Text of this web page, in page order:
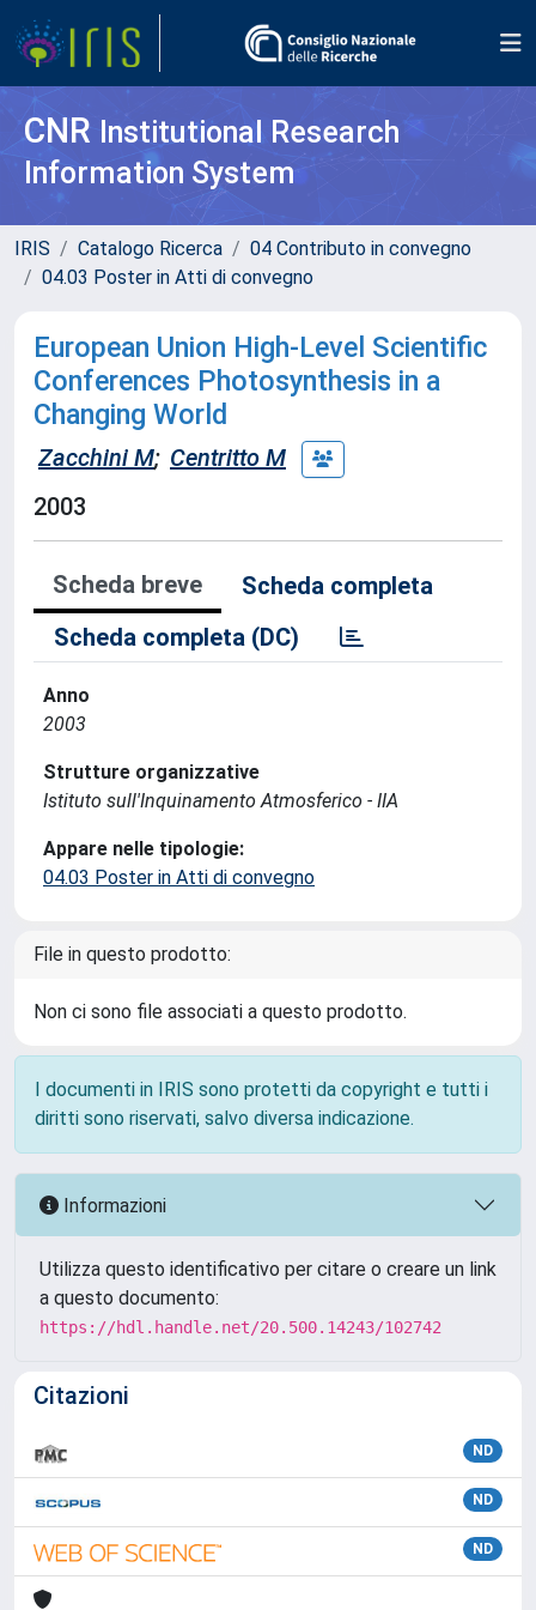
CNR Institutional Research
Information System
IRIS Catalogo Ricerca
04 Contributo in convegno
04.03 Poster in Atti di convegno
European Union High-Level Scientific
Conferences Photosynthesis in a
Changing World
Zacchini M; Centritto M
2003
Scheda breve
Scheda completa
Scheda completa (DC)
Anno
2003
Strutture organizzative
Istituto sull'Inquinamento Atmosferico - IIA
Appare nelle tipologie:
04.03 Poster in Atti di convegno
File in questo prodotto:
Non ci sono file associati a questo prodotto.
I documenti in IRIS sono protetti da copyright e tutti i
diritti sono riservati, salvo diversa indicazione.
Informazioni
Utilizza questo identificativo per citare o creare un link
a questo documento:
https://hdl.handle.net/20.500.14243/102742
Citazioni
ND
ND
ND